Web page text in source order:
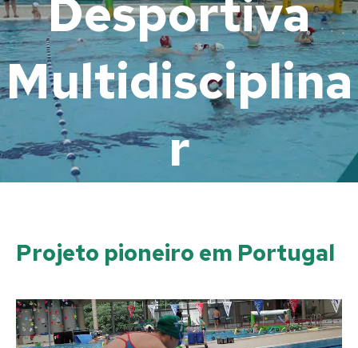
Desportiva
Multidisciplina
r
Projeto pioneiro em Portugal